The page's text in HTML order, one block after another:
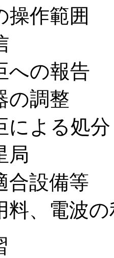
操作範囲
への報告
の調整
による処分
局
合設備等
料、電波